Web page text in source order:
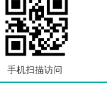
手机扫描访问